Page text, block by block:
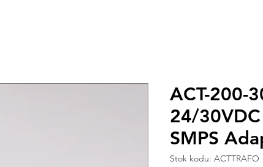
ACT-200-
24/
SMPS
Stok kodu: ACTTRAFO